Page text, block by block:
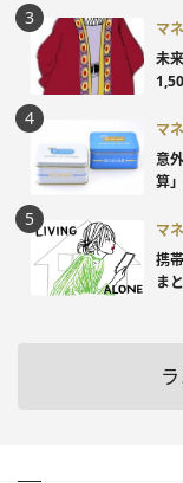
マ
未
マ
意
算
マ
携
ま